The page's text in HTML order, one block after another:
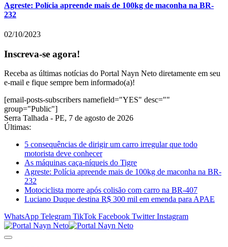
Agreste: Polícia apreende mais de 100kg de maconha na BR-
232
02/10/2023
Inscreva-se agora!
Receba as últimas notícias do Portal Nayn Neto diretamente em seu
e-mail e fique sempre bem informado(a)!
[email-posts-subscribers namefield="YES" desc=""
group="Public"]
Serra Talhada - PE, 7 de agosto de 2026
Últimas:
5 consequências de dirigir um carro irregular que todo
motorista deve conhecer
As máquinas caça-níqueis do Tigre
Agreste: Polícia apreende mais de 100kg de maconha na BR-
232
Motociclista morre após colisão com carro na BR-407
Luciano Duque destina R$ 300 mil em emenda para APAE
WhatsApp Telegram TikTok Facebook Twitter Instagram